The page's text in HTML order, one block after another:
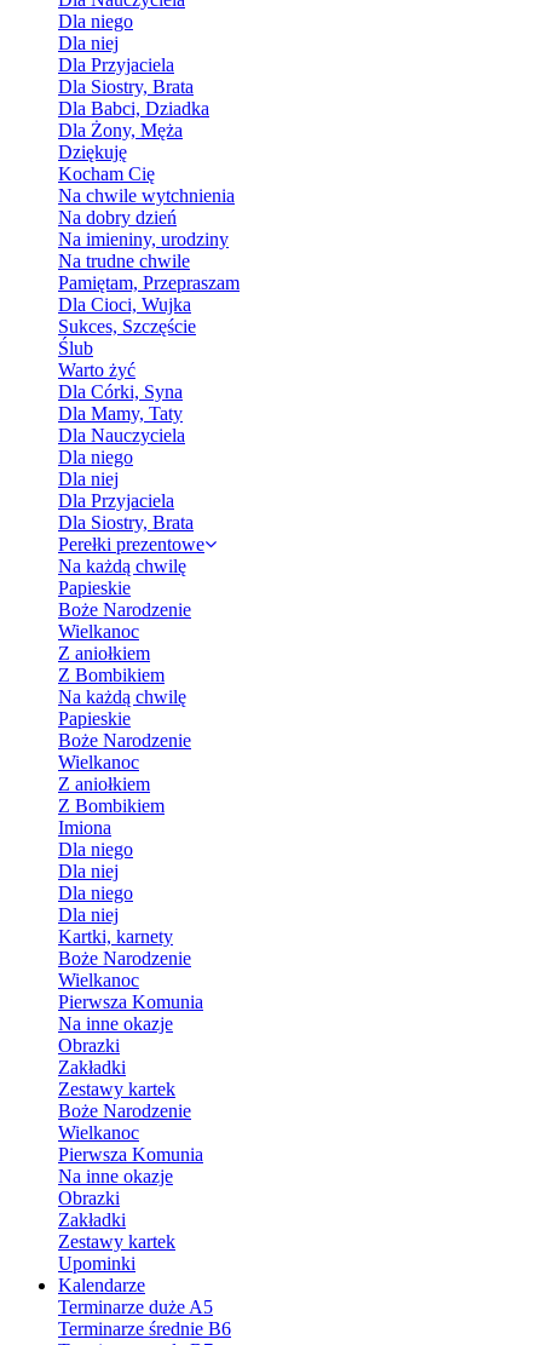
Dla niego
Dla niej
Dla Przyjaciela
Dla Siostry, Brata
Dla Babci, Dziadka
Dla Żony, Męża
Dziękuję
Kocham Cię
Na chwile wytchnienia
Na dobry dzień
Na imieniny, urodziny
Na trudne chwile
Pamiętam, Przepraszam
Dla Cioci, Wujka
Sukces, Szczęście
Ślub
Warto żyć
Dla Córki, Syna
Dla Mamy, Taty
Dla Nauczyciela
Dla niego
Dla niej
Dla Przyjaciela
Dla Siostry, Brata
Perełki prezentowe
Na każdą chwilę
Papieskie
Boże Narodzenie
Wielkanoc
Z aniołkiem
Z Bombikiem
Na każdą chwilę
Papieskie
Boże Narodzenie
Wielkanoc
Z aniołkiem
Z Bombikiem
Imiona
Dla niego
Dla niej
Dla niego
Dla niej
Kartki, karnety
Boże Narodzenie
Wielkanoc
Pierwsza Komunia
Na inne okazje
Obrazki
Zakładki
Zestawy kartek
Boże Narodzenie
Wielkanoc
Pierwsza Komunia
Na inne okazje
Obrazki
Zakładki
Zestawy kartek
Upominki
Kalendarze
Terminarze duże A5
Terminarze średnie B6